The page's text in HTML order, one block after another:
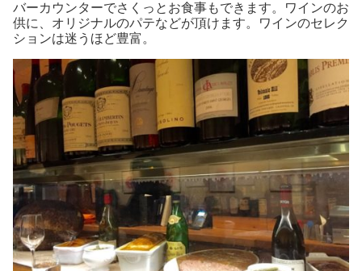
バーカウンターでさくっとお食事もできます。ワインのお
供に、オリジナルのパテなどが頂けます。ワインのセレク
ションは迷うほど豊富。